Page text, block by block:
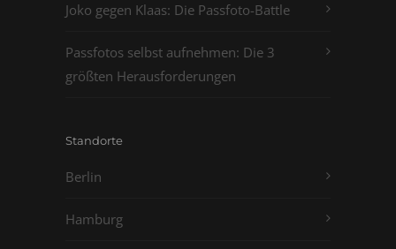
Joko gegen Klaas: Die Passfoto-Battle
Passfotos selbst aufnehmen: Die 3
größten Herausforderungen
Standorte
Berlin
Hamburg